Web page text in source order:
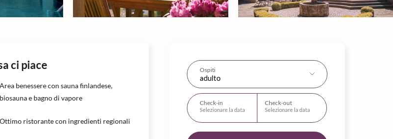
Ospiti
adulto
Check-in
Selezionare la data
Check-out
Selezionare la data
ci piace
Area benessere con sauna finlandese,
biosauna e bagno di vapore
Ottimo ristorante con ingredienti regionali